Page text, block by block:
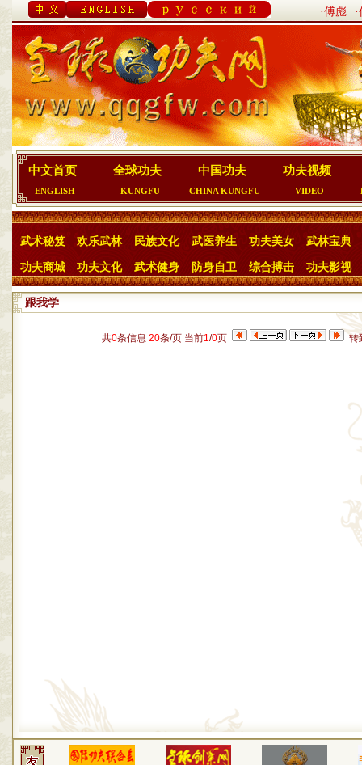
·傅彪
中文首页
ENGLISH
全球功夫
KUNGFU
中国功夫
CHINA KUNGFU
功夫视频
VIDEO
武术秘笈 欢乐武林 民族文化 武医养生 功夫美女 武林宝典
功夫商城 功夫文化 武术健身 防身自卫 综合搏击 功夫影视
跟我学
共0条信息20条/页 当前1/0页 转